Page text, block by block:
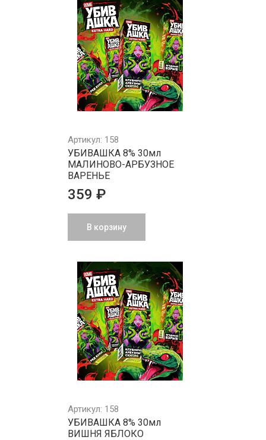
Артикул: 158
УБИВАШКА 8% 30мл
МАЛИНОВО-АРБУЗНОЕ
ВАРЕНЬЕ
359 ₽
В корзину
Артикул: 158
УБИВАШКА 8% 30мл
ВИШНЯ ЯБЛОКО